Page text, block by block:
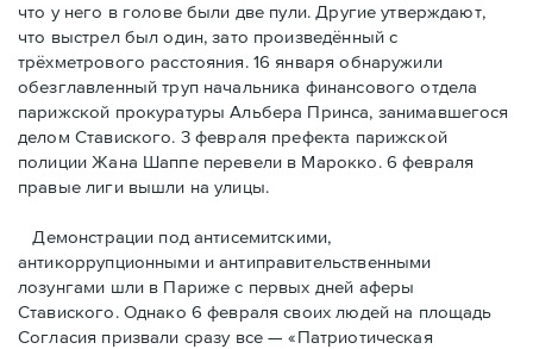
что у него в голове были две пули. Другие утверждают,
что выстрел был один, зато произведённый с
трёхметровoго расстояния. 16 января обнаружили
обезглавленный труп начальника финансового отдела
парижской прокуратуры Альбера Принса, занимавшегося
делом Cтавиского. 3 февраля префекта парижской
полиции Жана Шаппе перевели в Марокко. 6 февраля
правые лиги вышли на улицы.
Демонстрации под антисемитскими,
антикоррупционными и антиправительственными
лозунгами шли в Париже с первых дней аферы
Ставиского. Однако 6 февраля своих людей на площадь
Согласия призвали сразу все — «Патриотическая